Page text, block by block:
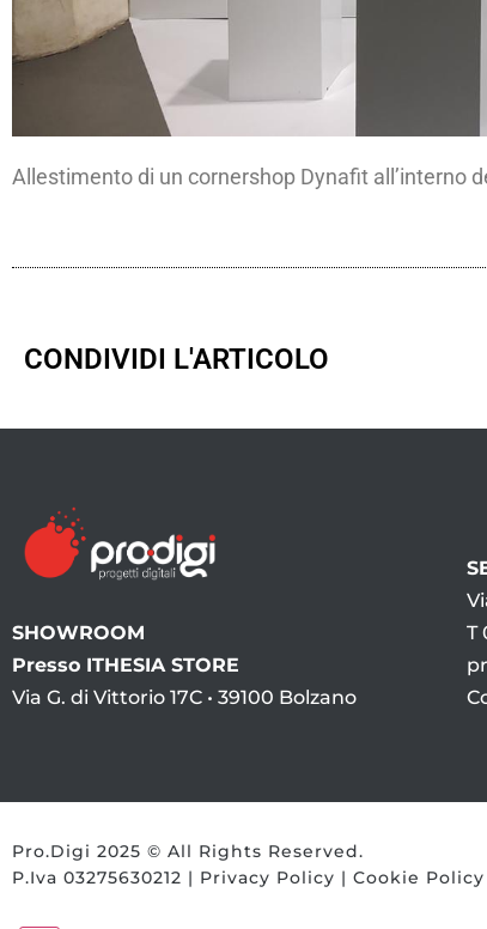
Allestimento di un cornershop Dynafit all’interno
CONDIVIDI L'ARTICOLO
SHOWROOM
Presso ITHESIA STORE
Via G. di Vittorio 17C • 39100 Bolzano
T
Pro.Digi 2025 © All Rights Reserved.
P.Iva 03275630212 | Privacy Policy | Cookie Policy